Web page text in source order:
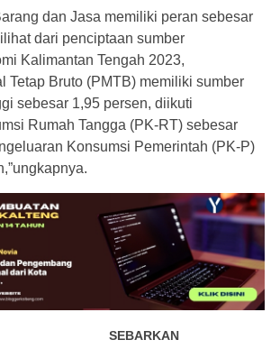
dan Jasa memiliki peran sebesar
dari penciptaan sumber
Kalimantan Tengah 2023,
Tetap Bruto (PMTB) memiliki sumber
sebesar 1,95 persen, diikuti
Rumah Tangga (PK-RT) sebesar
Konsumsi Pemerintah (PK-P)
SEBARKAN